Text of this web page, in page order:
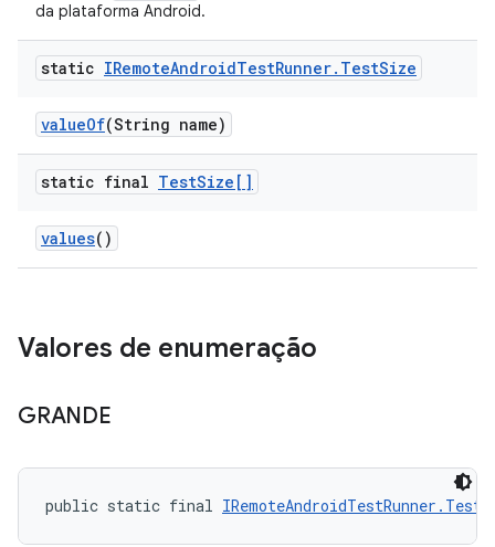
da plataforma Android.
static IRemoteAndroidTestRunner. TestSize
valueOf(String name)
static final TestSize[]
values()
Valores de enumeração
GRANDE
public static final